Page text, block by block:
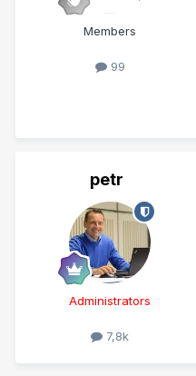
Members
99
petr
Administrators
7,8k